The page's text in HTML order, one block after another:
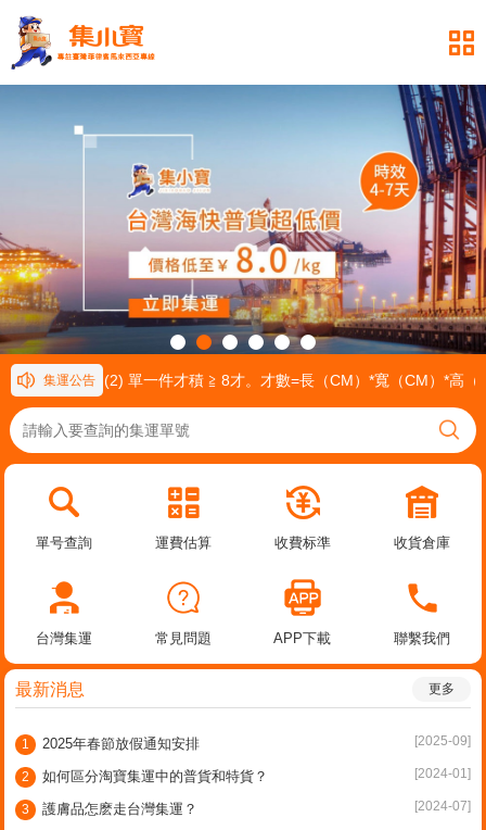
集運公告
≧ 30公斤。 (2) 單一件才積 ≧ 8才。才數=長（CM）*寬（CM）*高
單号查詢 運費估算 收費标準 收貨倉庫
台灣集運 常見問題 APP下載 聯繫我們
最新消息 更多
1 2025年春節放假通知安排 [2025-09]
2 如何區分淘寶集運中的普貨和特貨？ [2024-01]
3 護膚品怎麽走台灣集運？ [2024-07]